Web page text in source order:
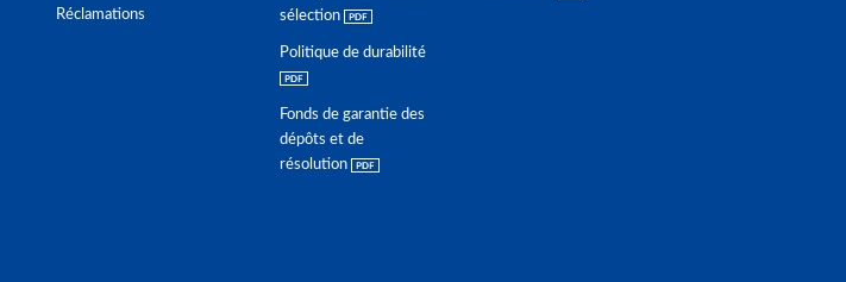
Réclamations
sélection
Politique de durabilité
Fonds de garantie des
dépôts et de
résolution